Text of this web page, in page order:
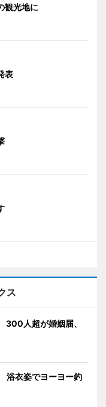
観光地に
表
ス
人超が婚姻届、
浴衣姿でヨーヨー釣